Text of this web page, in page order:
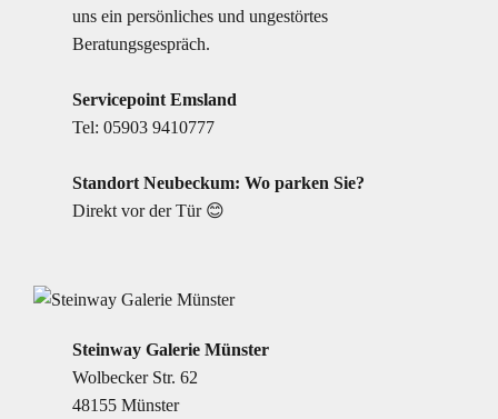
uns ein persönliches und ungestörtes
Beratungsgespräch.
Servicepoint Emsland
Tel: 05903 9410777
Standort Neubeckum: Wo parken Sie?
Direkt vor der Tür 😊
Steinway Galerie Münster
Wolbecker Str. 62
48155 Münster